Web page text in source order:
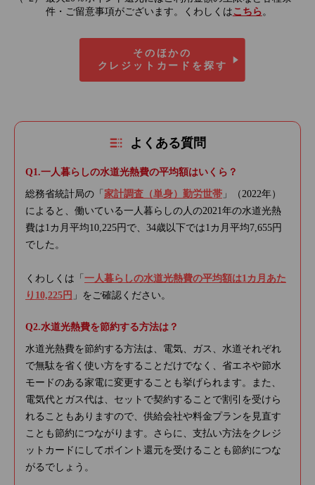
件・ご留意事項がございます。くわしくはこちら 。
そのほかの
クレジットカードを探す
よくある質問
一人暮らしの水道光熱費の平均額はいくら？
総務省統計局の「 家計調査（単身）勤労世帯 」（2022年）
によると、働いている一人暮らしの人の2021年の水道光熱
費は1カ月平均10,225円で、34歳以下では1カ月平均7,655円
でした。
くわしくは「 一人暮らしの水道光熱費の平均額は1カ月あた
り10,225円 」をご確認ください。
水道光熱費を節約する方法は？
水道光熱費を節約する方法は、電気、ガス、水道それぞれ
で無駄を省く使い方をすることだけでなく、省エネや節水
モードのある家電に変更することも挙げられます。また、
電気代とガス代は、セットで契約することで割引を受けら
れることもありますので、供給会社や料金プランを見直す
ことも節約につながります。さらに、支払い方法をクレジ
ットカードにしてポイント還元を受けることも節約につな
がるでしょう。